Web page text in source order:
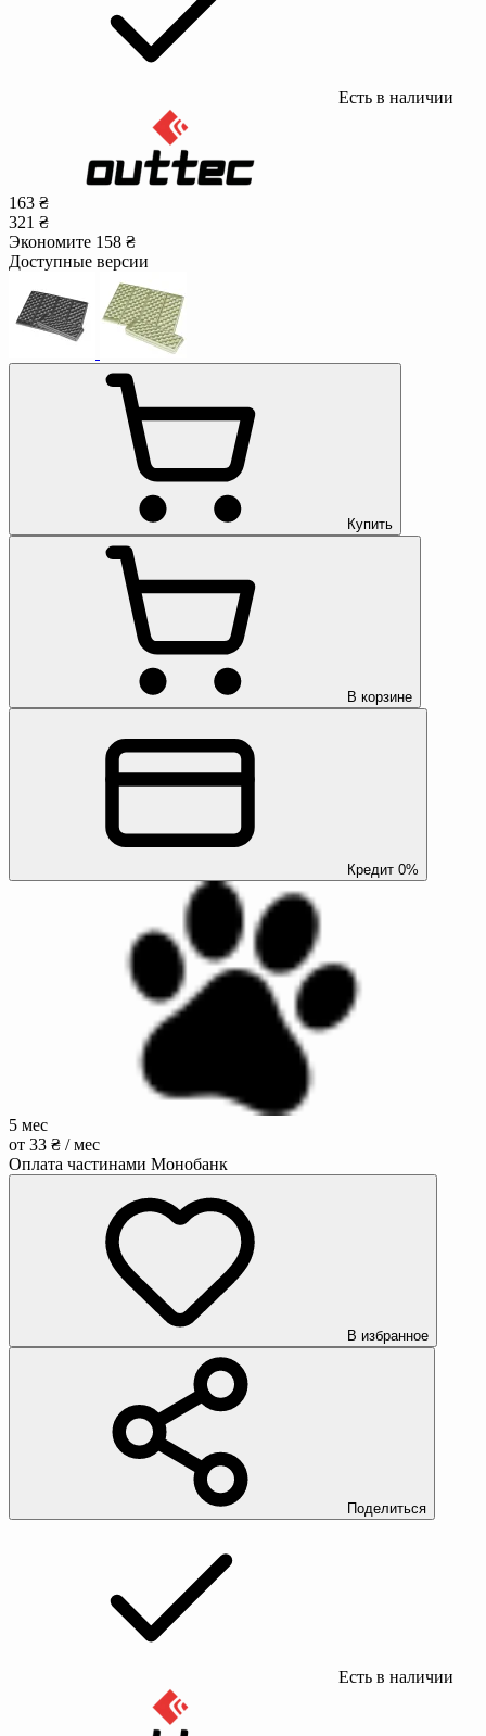
Есть в наличии
163 ₴
321 ₴
Экономите 158 ₴
Доступные версии
Купить
В корзине
Кредит 0%
5 мес
от 33 ₴ / мес
Оплата частинами Монобанк
В избранное
Поделиться
Есть в наличии